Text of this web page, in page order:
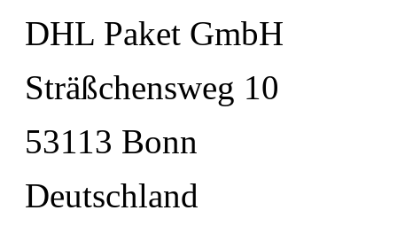
DHL Paket GmbH
Sträßchensweg 10
53113 Bonn
Deutschland